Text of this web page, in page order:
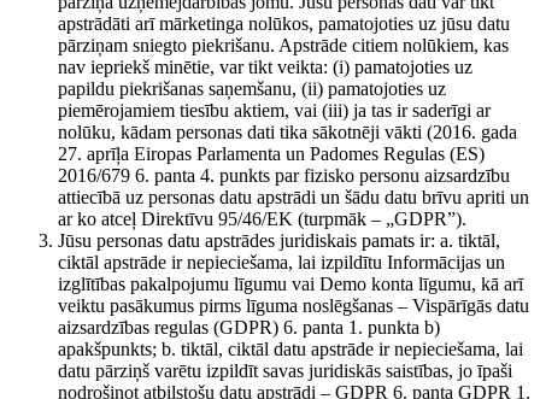
apstrādāti arī mārketinga nolūkos, pamatojoties uz jūsu datu
pārziņam sniegto piekrišanu. Apstrāde citiem nolūkiem, kas
nav iepriekš minētie, var tikt veikta: (i) pamatojoties uz
papildu piekrišanas saņemšanu, (ii) pamatojoties uz
piemērojamiem tiesību aktiem, vai (iii) ja tas ir saderīgi ar
nolūku, kādam personas dati tika sākotnēji vākti (2016. gada
27. aprīļa Eiropas Parlamenta un Padomes Regulas (ES)
2016/679 6. panta 4. punkts par fizisko personu aizsardzību
attiecībā uz personas datu apstrādi un šādu datu brīvu apriti un
ar ko atceļ Direktīvu 95/46/EK (turpmāk – „GDPR”).
Jūsu personas datu apstrādes juridiskais pamats ir: a. tiktāl,
ciktāl apstrāde ir nepieciešama, lai izpildītu Informācijas un
izglītības pakalpojumu līgumu vai Demo konta līgumu, kā arī
veiktu pasākumus pirms līguma noslēgšanas – Vispārīgās datu
aizsardzības regulas (GDPR) 6. panta 1. punkta b)
apakšpunkts; b. tiktāl, ciktāl datu apstrāde ir nepieciešama, lai
datu pārziņš varētu izpildīt savas juridiskās saistības, jo īpaši
nodrošinot atbilstošu datu apstrādi – GDPR 6. panta GDPR 1.